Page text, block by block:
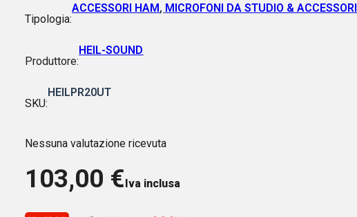
Tipologia:
ACCESSORI HAM, MICROFONI DA STUDIO & ACCESSORI
Produttore:
HEIL-SOUND
SKU:
HEILPR20UT
Nessuna valutazione ricevuta
103,00 €Iva inclusa